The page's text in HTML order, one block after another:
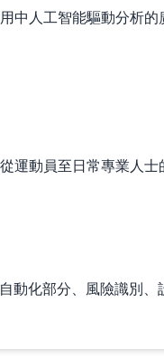
人工智能驅動分析
動員至日常專業人
化部分、風險識別